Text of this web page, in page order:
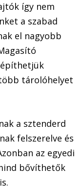
így nem
a szabad
el nagyobb
tárolóhelyet
a sztenderd
felszerelve és
az egyedi
bővíthetők